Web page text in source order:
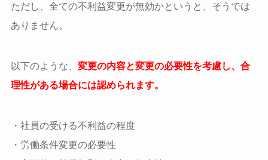
ただし、全ての不利益変更が無効かというと、そうでは
ありません。
以下のような、 変更の内容と変更の必要性を考慮し、合
理性がある場合には認められます。
・社員の受ける不利益の程度
・労働条件変更の必要性